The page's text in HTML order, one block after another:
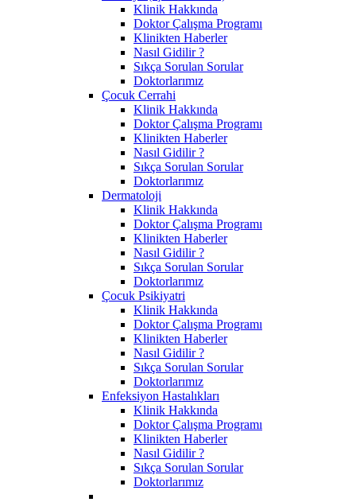
Klinik Hakkında
Doktor Çalışma Programı
Klinikten Haberler
Nasıl Gidilir ?
Sıkça Sorulan Sorular
Doktorlarımız
Çocuk Cerrahi
Klinik Hakkında
Doktor Çalışma Programı
Klinikten Haberler
Nasıl Gidilir ?
Sıkça Sorulan Sorular
Doktorlarımız
Dermatoloji
Klinik Hakkında
Doktor Çalışma Programı
Klinikten Haberler
Nasıl Gidilir ?
Sıkça Sorulan Sorular
Doktorlarımız
Çocuk Psikiyatri
Klinik Hakkında
Doktor Çalışma Programı
Klinikten Haberler
Nasıl Gidilir ?
Sıkça Sorulan Sorular
Doktorlarımız
Enfeksiyon Hastalıkları
Klinik Hakkında
Doktor Çalışma Programı
Klinikten Haberler
Nasıl Gidilir ?
Sıkça Sorulan Sorular
Doktorlarımız